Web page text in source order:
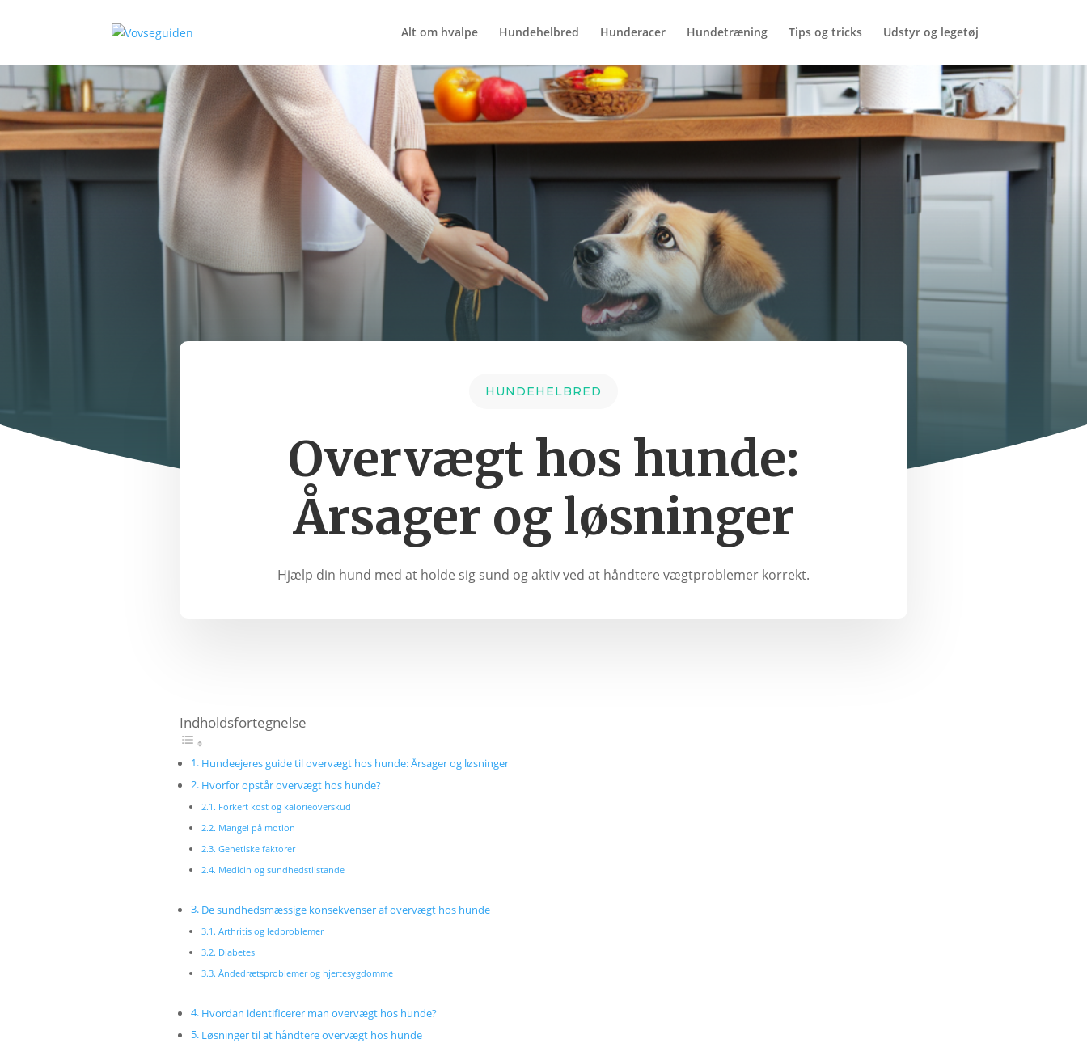
Alt om hvalpe Hundehelbred Hunderacer Hundetræning Tips og tricks Udstyr og legetøj
HUNDEHELBRED
Overvægt hos hunde:
Årsager og løsninger
Hjælp din hund med at holde sig sund og aktiv ved at håndtere vægtproblemer korrekt.
Indholdsfortegnelse
Hundeejeres guide til overvægt hos hunde: Årsager og løsninger
Hvorfor opstår overvægt hos hunde?
Forkert kost og kalorieoverskud
Mangel på motion
Genetiske faktorer
Medicin og sundhedstilstande
De sundhedsmæssige konsekvenser af overvægt hos hunde
Arthritis og ledproblemer
Diabetes
Åndedrætsproblemer og hjertesygdomme
Hvordan identificerer man overvægt hos hunde?
Løsninger til at håndtere overvægt hos hunde